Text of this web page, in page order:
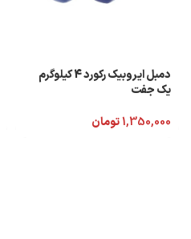
دمبل ایروبیک رکورد 4 کیلوگرم
یک جفت
1,350,000تومان